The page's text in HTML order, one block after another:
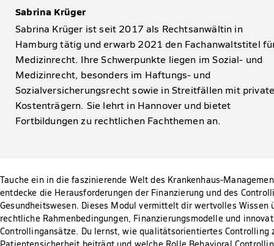
Tauche ein in die faszinierende Welt des Krankenhaus-
entdecke die Herausforderungen der Finanzierung und des
Gesundheitswesen. Dieses Modul vermittelt dir wertvolles Wissen
rechtliche Rahmenbedingungen, Finanzierungsmodelle und
Controllingansätze. Du lernst, wie qualitätsorientiertes Controlling
Sabrina Krüger
Sabrina Krüger ist seit 2017 als Rechtsanwältin in
Hamburg tätig und erwarb 2021 den Fachanwaltstitel
Medizinrecht. Ihre Schwerpunkte liegen im Sozial- und
Medizinrecht, besonders im Haftungs- und
Sozialversicherungsrecht sowie in Streitfällen mit
Kostenträgern. Sie lehrt in Hannover und bietet
Fortbildungen zu rechtlichen Fachthemen an.